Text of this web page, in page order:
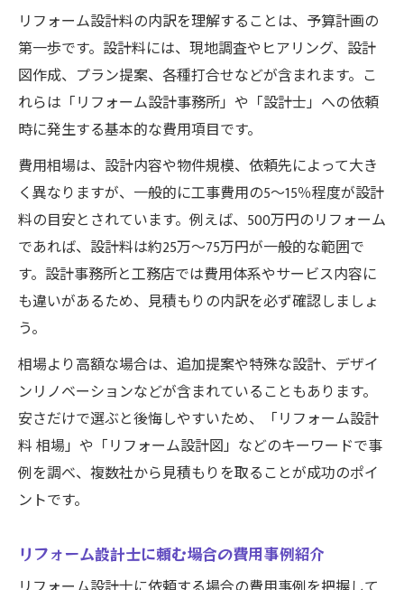
リフォーム設計料の内訳を理解することは、予算計画の
第一歩です。設計料には、現地調査やヒアリング、設計
図作成、プラン提案、各種打合せなどが含まれます。こ
れらは「リフォーム設計事務所」や「設計士」への依頼
時に発生する基本的な費用項目です。
費用相場は、設計内容や物件規模、依頼先によって大き
く異なりますが、一般的に工事費用の5～15％程度が設計
料の目安とされています。例えば、500万円のリフォーム
であれば、設計料は約25万～75万円が一般的な範囲で
す。設計事務所と工務店では費用体系やサービス内容に
も違いがあるため、見積もりの内訳を必ず確認しましょ
う。
相場より高額な場合は、追加提案や特殊な設計、デザイ
ンリノベーションなどが含まれていることもあります。
安さだけで選ぶと後悔しやすいため、「リフォーム設計
料 相場」や「リフォーム設計図」などのキーワードで事
例を調べ、複数社から見積もりを取ることが成功のポイ
ントです。
リフォーム設計士に頼む場合の費用事例紹介